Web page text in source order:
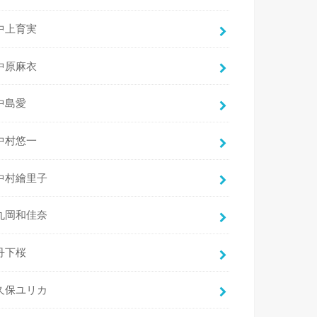
上育実
原麻衣
島愛
村悠一
村繪里子
岡和佳奈
下桜
保ユリカ